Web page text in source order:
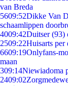
van Breda
5609:52Dikke Van
schaamlippen
4009:42Duitser (93)
2509:22Huisarts per
6609:19Onlyfans-
maan
309:14Niewiadoma
2409:02